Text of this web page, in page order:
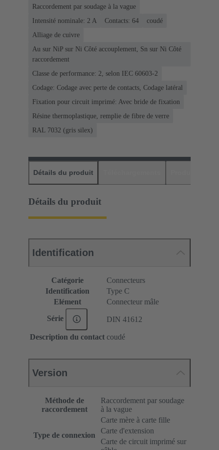
Raccordement par soudage à la vague
Intensité nominale: ‌2 A
Contacts: 64
coudé
Alliage de cuivre
Au sur NiP sur Ni Côté accouplement, Sn sur Ni Côté
raccordement
Classe de performance: 2, selon IEC 60603-2
Codage: Codage avec perte de contacts, Codage latéral
Fixation pour circuit imprimé: Avec bride de fixation
Résine thermoplastique, remplie de fibre de verre
RAL 7032 (gris silex)
Détails du produit
Détails du produit
Identification
Catégorie
Connecteurs
Identification
Type C
Elément
Connecteur mâle
Série DIN 41612
Description du contact coudé
Version
Méthode de
raccordement
Raccordement par soudage
à la vague
Type de connexion
Carte mère à carte fille
Carte d'extension
Carte de circuit imprimé sur